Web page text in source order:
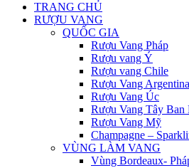
TRANG CHỦ
RƯỢU VANG
QUỐC GIA
Rượu Vang Pháp
Rượu vang Ý
Rượu vang Chile
Rượu Vang Argentina
Rượu Vang Úc
Rượu Vang Tây Ban
Rượu Vang Mỹ
Champagne –
VÙNG LÀM VANG
Vùng Bordeaux-